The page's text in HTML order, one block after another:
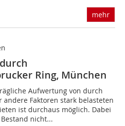
mehr
Ring, München
Aufwertung von durch
andere Faktoren stark belasteten
ist durchaus möglich. Dabei
nicht...